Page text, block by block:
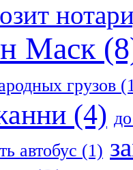
Маск
грузов
(4)
автобус (1)